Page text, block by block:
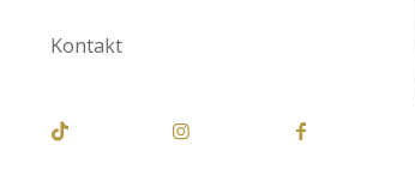
Kontakt